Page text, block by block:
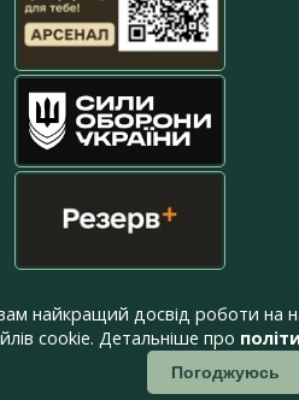
найкращий досвід роботи на
cookie. Детальніше про
Погоджуюсь